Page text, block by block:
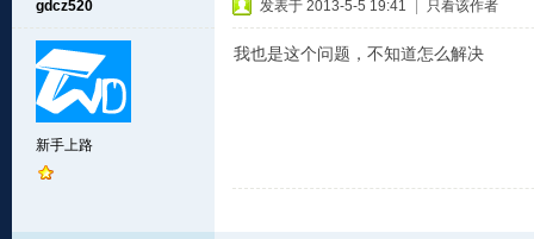
gdcz520
新手上路
发表于 2013-5-5 19:41 只看该作者
我也是这个问题，不知道怎么解决